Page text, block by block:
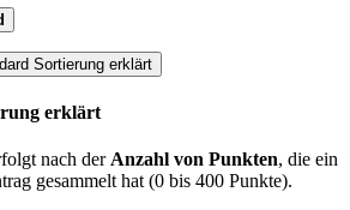
Sortierung erklärt
erklärt
nach derAnzahl von Punkten, die ein
gesammelt hat (0 bis 400 Punkte).